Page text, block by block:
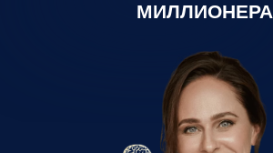
МИЛЛИОНЕРА